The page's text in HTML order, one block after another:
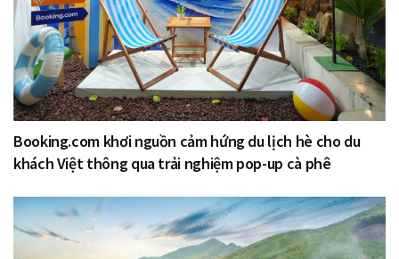
Booking.com khơi nguồn cảm hứng du lịch hè cho du
khách Việt thông qua trải nghiệm pop-up cà phê